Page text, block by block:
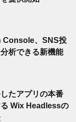
Console、SNS投
析できる新機能
たアプリの本番
Wix Headlessの